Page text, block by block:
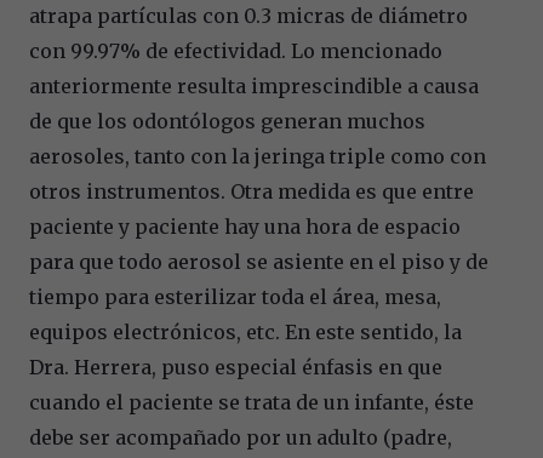
atrapa partículas con 0.3 micras de diámetro
con 99.97% de efectividad. Lo mencionado
anteriormente resulta imprescindible a causa
de que los odontólogos generan muchos
aerosoles, tanto con la jeringa triple como con
otros instrumentos. Otra medida es que entre
paciente y paciente hay una hora de espacio
para que todo aerosol se asiente en el piso y de
tiempo para esterilizar toda el área, mesa,
equipos electrónicos, etc. En este sentido, la
Dra. Herrera, puso especial énfasis en que
cuando el paciente se trata de un infante, éste
debe ser acompañado por un adulto (padre,